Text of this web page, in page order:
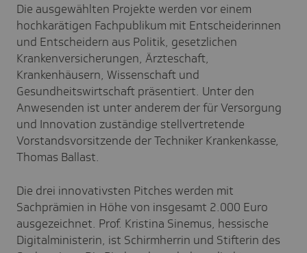
Die ausgewählten Projekte werden vor einem
hochkarätigen Fachpublikum mit Entscheiderinnen
und Entscheidern aus Politik, gesetzlichen
Krankenversicherungen, Ärzteschaft,
Krankenhäusern, Wissenschaft und
Gesundheitswirtschaft präsentiert. Unter den
Anwesenden ist unter anderem der für Versorgung
und Innovation zuständige stellvertretende
Vorstandsvorsitzende der Techniker Krankenkasse,
Thomas Ballast.
Die drei innovativsten Pitches werden mit
Sachprämien in Höhe von insgesamt 2.000 Euro
ausgezeichnet. Prof. Kristina Sinemus, hessische
Digitalministerin, ist Schirmherrin und Stifterin des